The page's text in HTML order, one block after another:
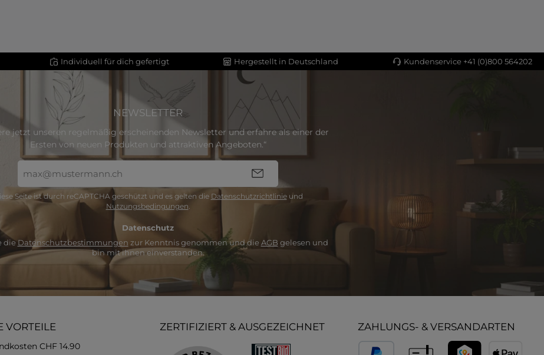
Individuell für dich gefertigt Hergestellt in Deutschland Kundenservice +41 (0)800 564202
NEWSLETTER
jetzt unseren regelmäßig erscheinenden Newsletter und erfahre als einer der
Ersten von neuen Produkten und attraktiven Angeboten.“
Mail-
Adresse
Seite ist durch reCAPTCHA geschützt und es gelten die Datenschutzrichtlinieund
Nutzungsbedingungen.
Datenschutz
dieDatenschutzbestimmungen zur Kenntnis genommen und die AGB gelesen und
bin mit ihnen einverstanden.
ZAHLUNGS- & VERSANDARTEN
ZERTIFIZIERT & AUSGEZEICHNET
VORTEILE
CHF 14.90